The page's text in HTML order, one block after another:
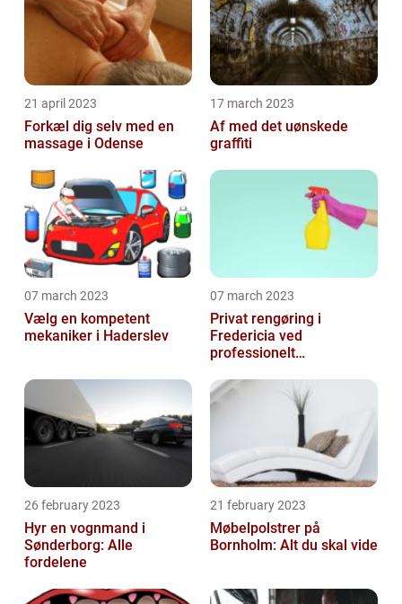
21 april 2023
Forkæl dig selv med en
massage i Odense
17 march 2023
Af med det uønskede
graffiti
07 march 2023
Vælg en kompetent
mekaniker i Haderslev
07 march 2023
Privat rengøring i
Fredericia ved
professionelt
26 february 2023
Hyr en vognmand i
Sønderborg: Alle
fordelene
21 february 2023
Møbelpolstrer på
Bornholm: Alt du skal vide